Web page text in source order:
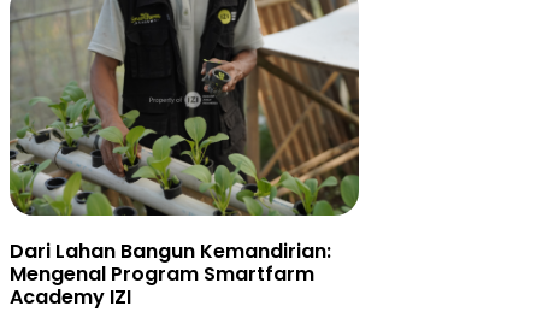
Dari Lahan Bangun Kemandirian:
Mengenal Program Smartfarm
Academy IZI